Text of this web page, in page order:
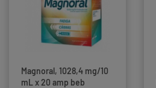
Magnoral, 1028,4 mg/10
mL x 20 amp beb